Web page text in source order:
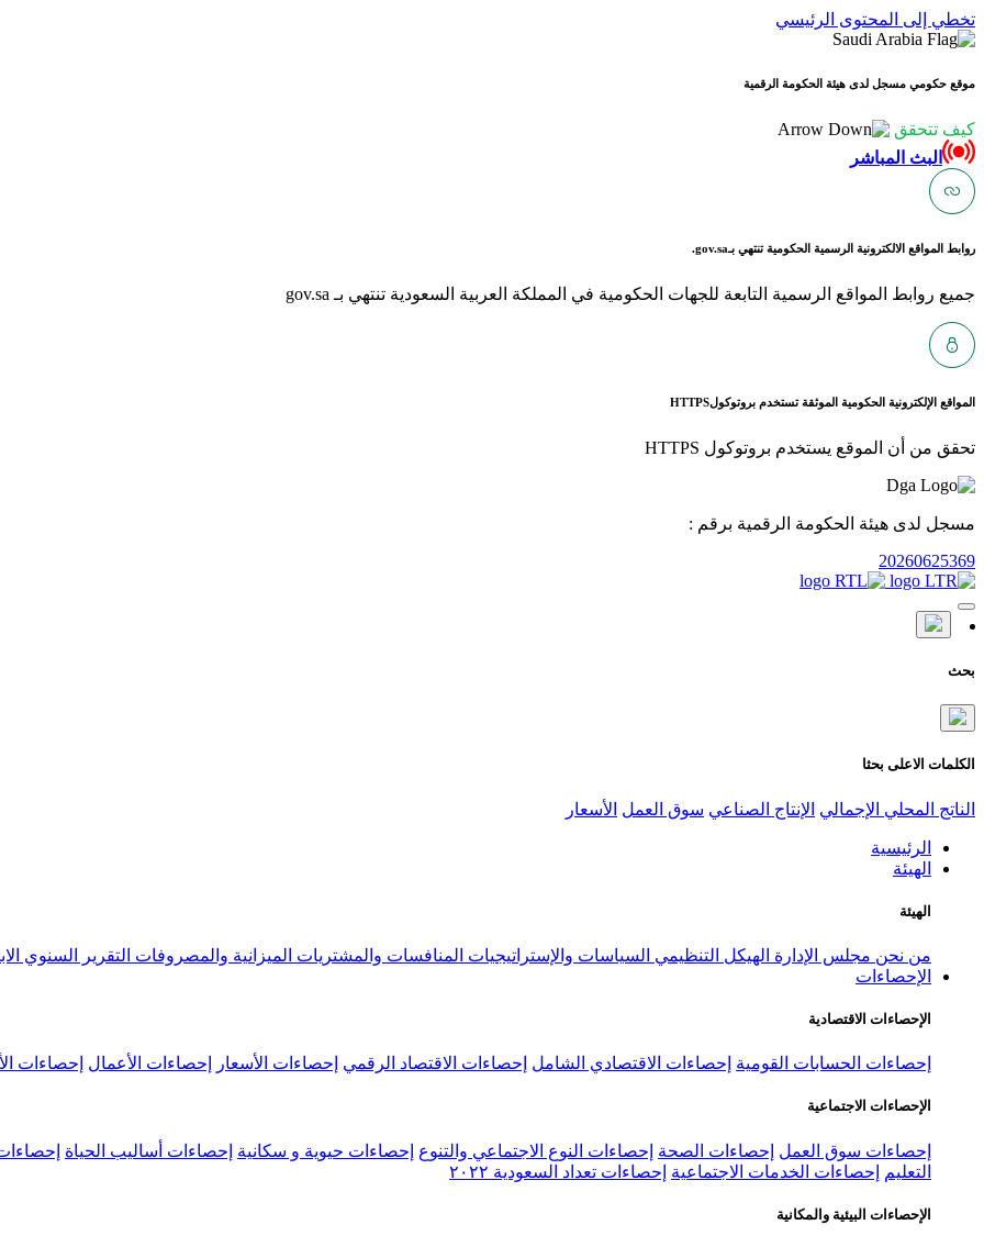
تخطي إلى المحتوى الرئيسي
موقع حكومي مسجل لدى هيئة الحكومة الرقمية
كيف تتحقق
البث المباشر
روابط المواقع الالكترونية الرسمية الحكومية تنتهي بـgov.sa.
جميع روابط المواقع الرسمية التابعة للجهات الحكومية في المملكة العربية السعودية تنتهي بـ gov.sa
المواقع الإلكترونية الحكومية الموثقة تستخدم بروتوكولHTTPS
تحقق من أن الموقع يستخدم بروتوكول HTTPS
مسجل لدى هيئة الحكومة الرقمية برقم :
20260625369
بحث
الكلمات الاعلى بحثا
الناتج المحلي الإجمالي الإنتاج الصناعي سوق العمل الأسعار
الرئيسية
الهيئة
الهيئة
من نحن مجلس الإدارة الهيكل التنظيمي السياسات والإستراتيجيات المنافسات والمشتريات الميزانية والمصروفات التقرير السنوي
الإحصاءات
الإحصاءات الاقتصادية
إحصاءات الحسابات القومية إحصاءات الاقتصادي الشامل إحصاءات الاقتصاد الرقمي إحصاءات الأسعار إحصاءات الأعمال إحصاءات
الإحصاءات الاجتماعية
إحصاءات سوق العمل إحصاءات الصحة إحصاءات النوع الاجتماعي والتنوع إحصاءات حيوية و سكانية إحصاءات أساليب الحياة
التعليم
إحصاءات الخدمات الاجتماعية إحصاءات تعداد السعودية ٢٠٢٢
الإحصاءات البيئية والمكانية